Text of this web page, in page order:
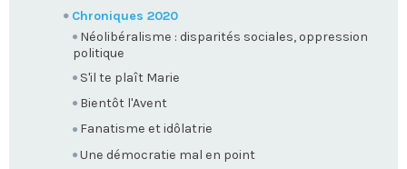
Chroniques 2020
Néolibéralisme : disparités sociales, oppression
politique
S'il te plaît Marie
Bientôt l'Avent
Fanatisme et idôlatrie
Une démocratie mal en point